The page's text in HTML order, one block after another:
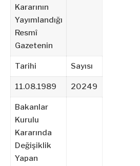
Kararının
Yayımlandığı
Resmî
Gazetenin
Tarihi Sayısı
11.08.1989 20249
Bakanlar
Kurulu
Kararında
Değişiklik
Yapan